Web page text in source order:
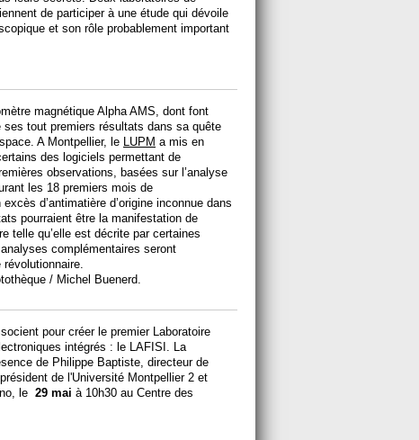
de participer à une étude qui dévoile
et son rôle probablement important
magnétique Alpha AMS, dont font
tout premiers résultats dans sa quête
A Montpellier, le LUPM a mis en
des logiciels permettant de
observations, basées sur l’analyse
les 18 premiers mois de
d’antimatière d’origine inconnue dans
pourraient être la manifestation de
telle qu’elle est décrite par certaines
complémentaires seront
/ Michel Buenerd.
pour créer le premier Laboratoire
intégrés : le LAFISI. La
de Philippe Baptiste, directeur de
de l'Université Montpellier 2 et
le 29 mai à 10h30 au Centre des